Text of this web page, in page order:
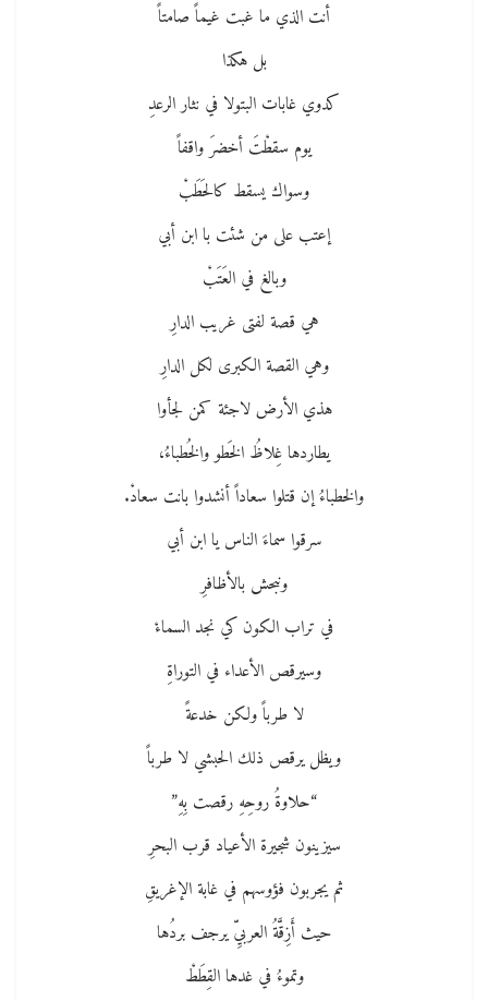
أنت الذي ما غبت غيماً صامتاً
بل هكذا
كدوي غابات البتولا في نثار الرعدِ
يوم سقطْتَ أخضرَ واقفاً
وسواك يسقط كالحَطَبْ
إعتب على من شئت با ابن أبي
وبالغ في العَتَبْ
هي قصة لفتى غريب الدارِ
وهي القصة الكبرى لكل الدارِ
هذي الأرض لاجئة كمن لجأوا
يطاردها غِلاظُ الخَطو والخُطباءُ،
والخطباءُ إن قتلوا سعاداً أنشدوا بانت سعادْ.
سرقوا سماءَ الناس يا ابن أبي
ونبحش بالأظافرِ
في تراب الكون كي نجد السماءْ
وسيرقص الأعداء في التوراةِ
لا طرباً ولكن خدعةً
ويظل يرقص ذلك الحبشي لا طرباً
“حلاوةُ روحِهِ رقصت بِهِ”
سيزينون شجيرة الأعياد قرب البحرِ
ثم يجربون فؤوسهم في غابة الإغريقِ
حيث أَزِقَّةُ العربيِّ يرجف بردُها
وتموءُ في غدها القِطَطْ